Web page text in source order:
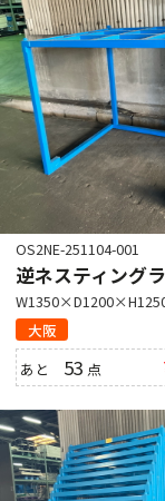
OS2NE-251104-001
逆ネスティング
大阪
あと 53 点